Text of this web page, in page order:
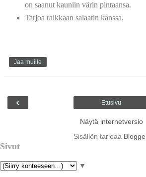
on saanut kauniin värin pintaansa.
Tarjoa raikkaan salaatin kanssa.
Jaa muille
‹ Etusivu
Näytä internetversio
Sisällön tarjoaa
Sivut
▼